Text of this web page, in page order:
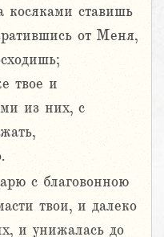
косяками ставишь
от Меня,
твое и
из них, с
с благовонною
твои, и далеко
и унижалась до